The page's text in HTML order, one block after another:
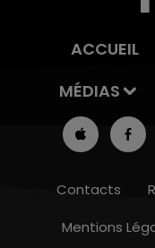
ACCUEIL
MÉDIAS
Contacts
Mentions